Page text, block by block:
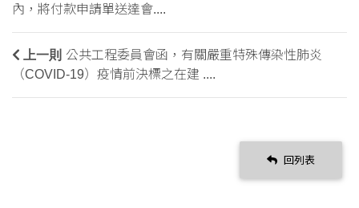
內，將付款申請單送達會....
上一則 公共工程委員會函，有關嚴重特殊傳染性肺炎
（COVID-19）疫情前決標之在建 ....
回列表